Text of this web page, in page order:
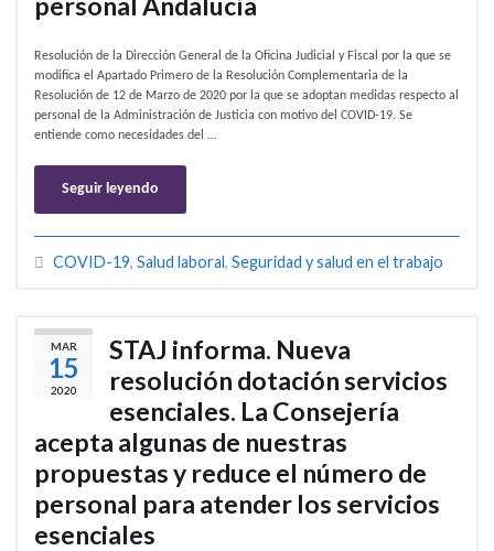
Resolución de la Dirección General de la Oficina Judicial y Fiscal por la que se
modifica el Apartado Primero de la Resolución Complementaria de la
Resolución de 12 de Marzo de 2020 por la que se adoptan medidas respecto al
personal de la Administración de Justicia con motivo del COVID-19. Se
entiende como necesidades del …
Seguir leyendo
COVID-19, Salud laboral, Seguridad y salud en el trabajo
MAR
15
2020
STAJ informa. Nueva
resolución dotación servicios
esenciales. La Consejería
acepta algunas de nuestras
propuestas y reduce el número de
personal para atender los servicios
esenciales